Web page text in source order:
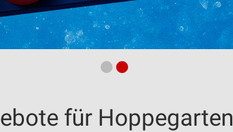
für Hoppegarten